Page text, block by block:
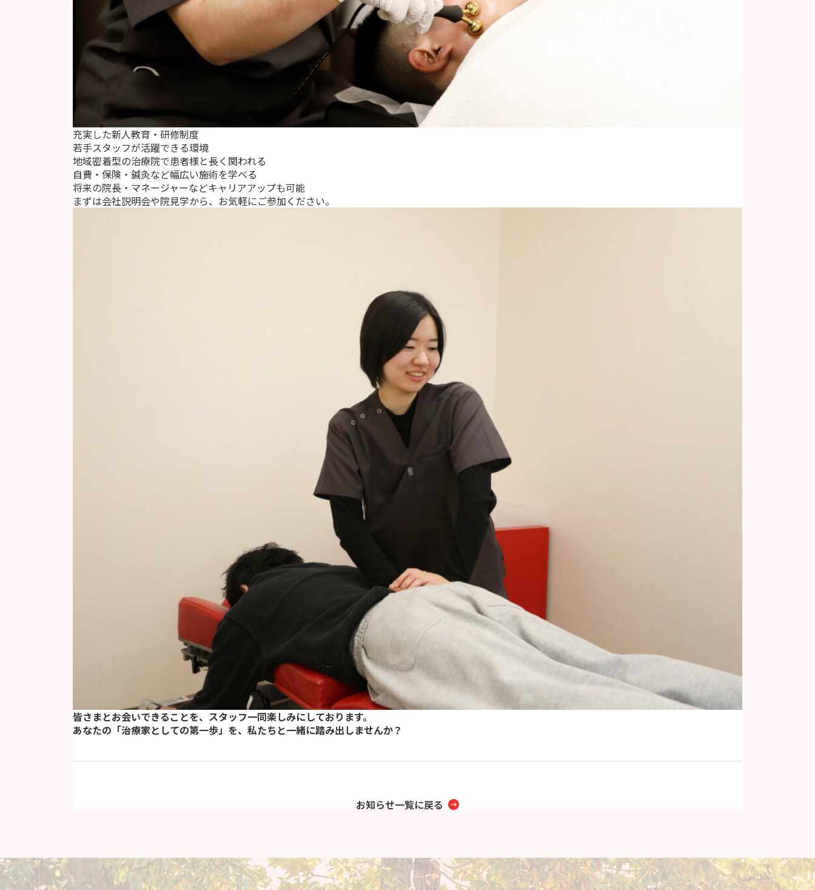
充実した新人教育・研修制度
若手スタッフが活躍できる環境
地域密着型の治療院で患者様と長く関われる
自費・保険・鍼灸など幅広い施術を学べる
将来の院長・マネージャーなどキャリアアップも可能
まずは会社説明会や院見学から、お気軽にご参加ください。
皆さまとお会いできることを、スタッフ一同楽しみにしております。
あなたの「治療家としての第一歩」を、私たちと一緒に踏み出しませんか？
お知らせ一覧に戻る